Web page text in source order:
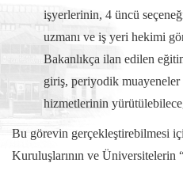
işyerlerinin, 4 üncü
uzmanı ve iş yeri hekimi
Bakanlıkça ilan edilen
giriş, periyodik
hizmetlerinin
Bu görevin gerçekleştirebilmesi
Kuruluşlarının ve Üniversitelerin